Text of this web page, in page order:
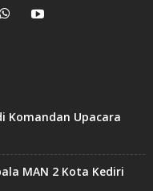
Komandan Upacara
MAN 2 Kota Kediri